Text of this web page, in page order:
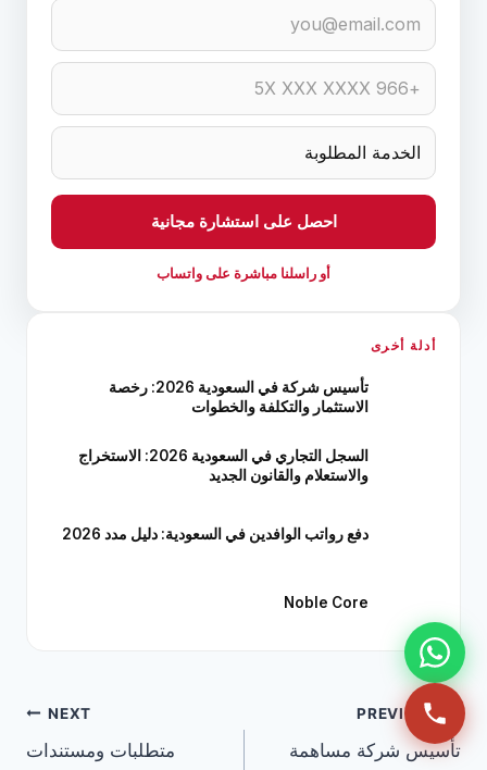
احصل على استشارة مجانية
أو راسلنا مباشرة على واتساب
أدلة أخرى
تأسيس شركة في السعودية 2026: رخصة
الاستثمار والتكلفة والخطوات
السجل التجاري في السعودية 2026: الاستخراج
والاستعلام والقانون الجديد
دفع رواتب الوافدين في السعودية: دليل مدد 2026
Noble Core
PREVIOUS
تأسيس شركة مساهمة
NEXT
متطلبات ومستندات